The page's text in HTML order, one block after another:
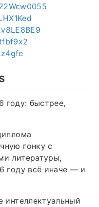
году: быстрее,
гонку с
литературы,
году всё иначе — и
интеллектуальный